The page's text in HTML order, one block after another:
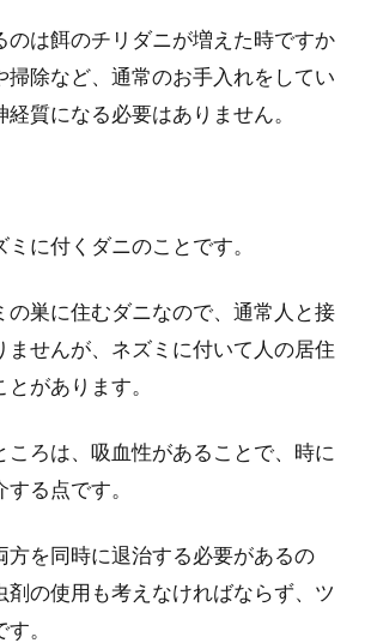
で手離せ...
「ベッドはセミダブルにしたい！」と思ってい
屋が狭いこと...
る？対処法や対策とは
カビは、黒く目立ってしまい見た目が悪く、お
客を招きにく...
のは餌のチリダニが増えた時ですか
掃除など、通常のお手入れをしてい
質になる必要はありません。
に付くダニのことです。
の巣に住むダニなので、通常人と接
ませんが、ネズミに付いて人の居住
があります。
ころは、吸血性があることで、時に
る点です。
方を同時に退治する必要があるの
剤の使用も考えなければならず、ツ
。